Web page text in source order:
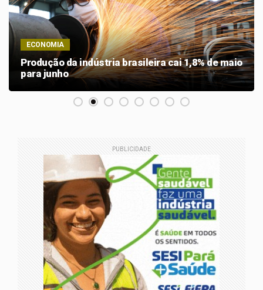
ECONOMIA
Produção da indústria brasileira cai 1,8% de maio
para junho
PUBLICIDADE